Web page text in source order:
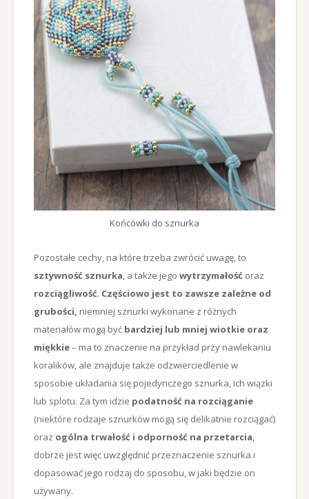
Końcówki do sznurka
Pozostałe cechy, na które trzeba zwrócić uwagę, to
sztywność sznurka, a także jego wytrzymałość oraz
rozciągliwość. Częściowo jest to zawsze zależne od
grubości, niemniej sznurki wykonane z różnych
materiałów mogą być bardziej lub mniej wiotkie oraz
miękkie– ma to znaczenie na przykład przy nawlekaniu
koralików, ale znajduje także odzwierciedlenie w
sposobie układania się pojedynczego sznurka, ich wiązki
lub splotu. Za tym idzie podatność na rozciąganie
(niektóre rodzaje sznurków mogą się delikatnie rozciągać)
oraz ogólna trwałość i odporność na przetarcia,
dobrze jest więc uwzględnić przeznaczenie sznurka i
dopasować jego rodzaj do sposobu, w jaki będzie on
używany.